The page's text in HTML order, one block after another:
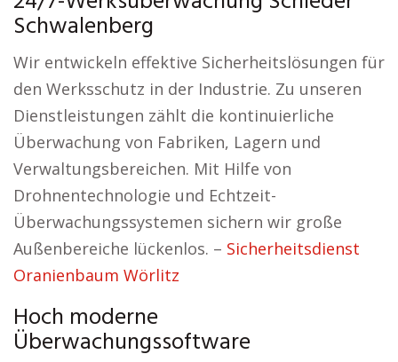
Schwalenberg
Wir entwickeln effektive Sicherheitslösungen für
den Werksschutz in der Industrie. Zu unseren
Dienstleistungen zählt die kontinuierliche
Überwachung von Fabriken, Lagern und
Verwaltungsbereichen. Mit Hilfe von
Drohnentechnologie und Echtzeit-
Überwachungssystemen sichern wir große
Außenbereiche lückenlos. – Sicherheitsdienst
Oranienbaum Wörlitz
Hoch moderne
Überwachungssoftware